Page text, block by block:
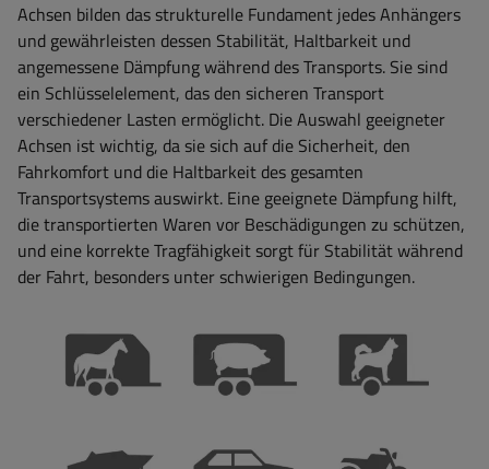
Achsen bilden das strukturelle Fundament jedes Anhängers
und gewährleisten dessen Stabilität, Haltbarkeit und
angemessene Dämpfung während des Transports. Sie sind
ein Schlüsselelement, das den sicheren Transport
verschiedener Lasten ermöglicht. Die Auswahl geeigneter
Achsen ist wichtig, da sie sich auf die Sicherheit, den
Fahrkomfort und die Haltbarkeit des gesamten
Transportsystems auswirkt. Eine geeignete Dämpfung hilft,
die transportierten Waren vor Beschädigungen zu schützen,
und eine korrekte Tragfähigkeit sorgt für Stabilität während
der Fahrt, besonders unter schwierigen Bedingungen.